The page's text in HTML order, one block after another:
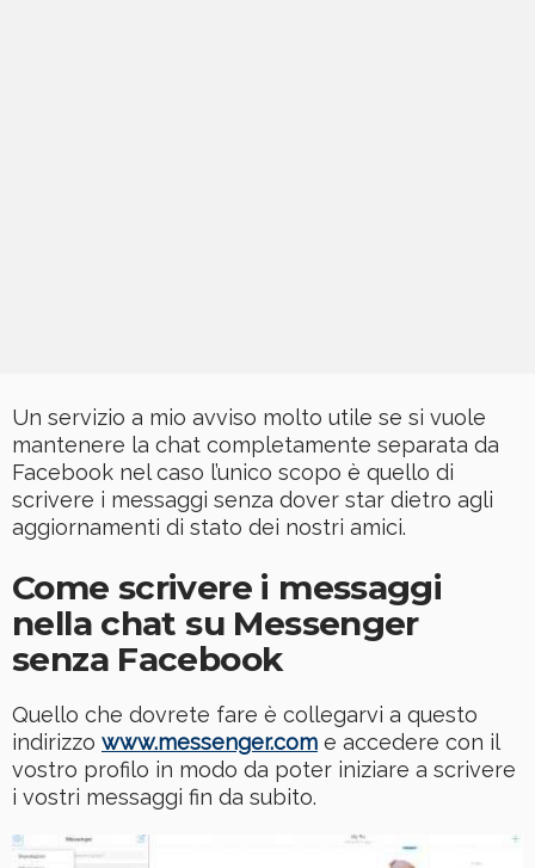
Un servizio a mio avviso molto utile se si vuole
mantenere la chat completamente separata da
Facebook nel caso l’unico scopo è quello di
scrivere i messaggi senza dover star dietro agli
aggiornamenti di stato dei nostri amici.
Come scrivere i messaggi
nella chat su Messenger
senza Facebook
Quello che dovrete fare è collegarvi a questo
indirizzo www.messenger.com e accedere con il
vostro profilo in modo da poter iniziare a scrivere
i vostri messaggi fin da subito.